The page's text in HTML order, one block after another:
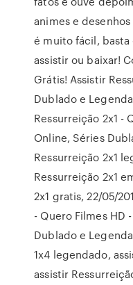
animes e
é muito fácil,
assistir ou baixar!
Grátis! Assistir
Dublado e
Ressurreição 2x1 -
Online, Séries
Ressurreição 2x1
Ressurreição 2x1
2x1 gratis, 22/05/
- Quero Filmes HD
Dublado e
1x4 legendado,
assistir